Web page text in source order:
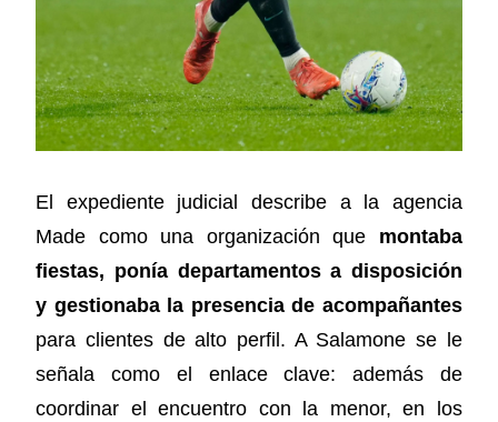
El expediente judicial describe a la agencia
Made como una organización que montaba
fiestas, ponía departamentos a disposición
y gestionaba la presencia de acompañantes
para clientes de alto perfil. A Salamone se le
señala como el enlace clave: además de
coordinar el encuentro con la menor, en los